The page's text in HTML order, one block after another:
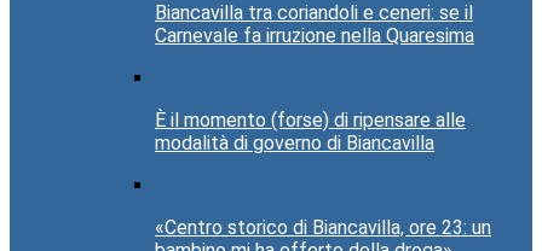
Biancavilla tra coriandoli e ceneri: se il
Carnevale fa irruzione nella Quaresima
È il momento (forse) di ripensare alle
modalità di governo di Biancavilla
«Centro storico di Biancavilla, ore 23: un